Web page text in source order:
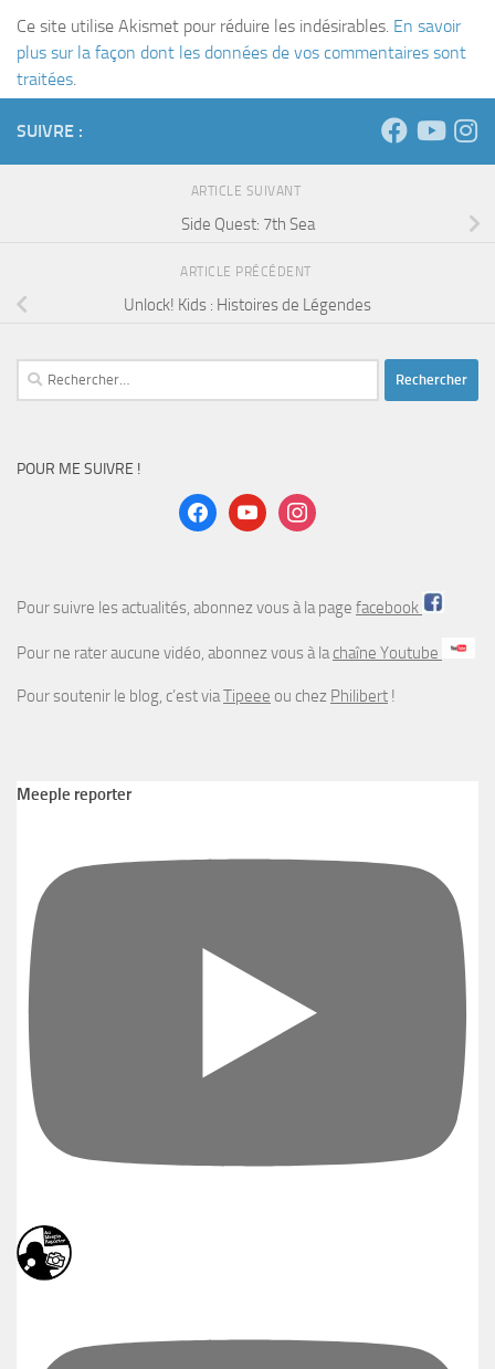
Ce site utilise Akismet pour réduire les indésirables. En savoir
plus sur la façon dont les données de vos commentaires sont
traitées.
SUIVRE :
ARTICLE SUIVANT
Side Quest: 7th Sea
ARTICLE PRÉCÉDENT
Unlock! Kids : Histoires de Légendes
Rechercher :
POUR ME SUIVRE !
facebookyoutubeinstagram
Pour suivre les actualités, abonnez vous à la page facebook
Pour ne rater aucune vidéo, abonnez vous à lachaîne Youtube
Pour soutenir le blog, c’est viaTipeee ou chez Philibert !
Meeple reporter